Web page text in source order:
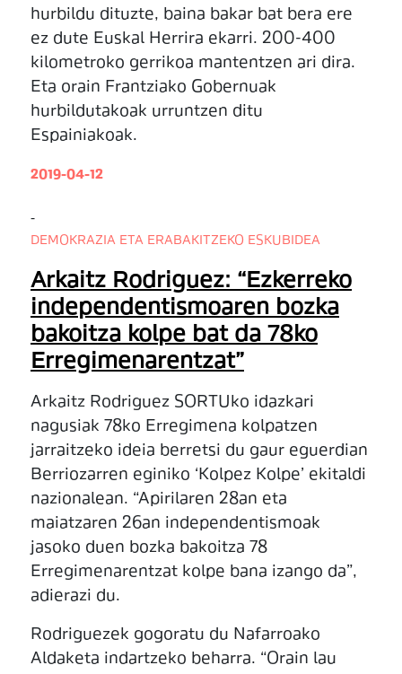
hurbildu dituzte, baina bakar bat bera ere
ez dute Euskal Herrira ekarri. 200-400
kilometroko gerrikoa mantentzen ari dira.
Eta orain Frantziako Gobernuak
hurbildutakoak urruntzen ditu
Espainiakoak.
2019-04-12
-
DEMOKRAZIA ETA ERABAKITZEKO ESKUBIDEA
Arkaitz Rodriguez: “Ezkerreko
independentismoaren bozka
bakoitza kolpe bat da 78ko
Erregimenarentzat”
Arkaitz Rodriguez SORTUko idazkari
nagusiak 78ko Erregimena kolpatzen
jarraitzeko ideia berretsi du gaur eguerdian
Berriozarren eginiko ‘Kolpez Kolpe’ ekitaldi
nazionalean. “Apirilaren 28an eta
maiatzaren 26an independentismoak
jasoko duen bozka bakoitza 78
Erregimenarentzat kolpe bana izango da”,
adierazi du.
Rodriguezek gogoratu du Nafarroako
Aldaketa indartzeko beharra. “Orain lau